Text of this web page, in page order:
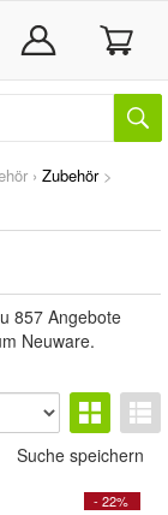
› Zubehör>
857 Angebote
Neuware.
Suche speichern
- 22%